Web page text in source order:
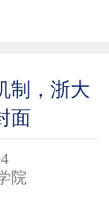
制，浙大
面
院